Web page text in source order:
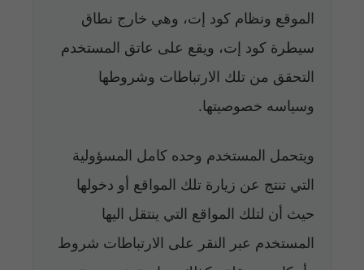
الموقع ونظام كود إت، وهي خارج نطاق
سيطرة كود إت، ويقع على عاتق المستخدم
التحقق من تلك الارتباطات وشروطها
وسياسه خصوصيتها.
ويتحمل المستخدم وحده كامل المسؤولية
التي تنتج عن زيارة تلك المواقع أو دخولها
حيث أن لتلك المواقع التي ينتقل اليها
المستخدم عبر النقر على الارتباطات شروط